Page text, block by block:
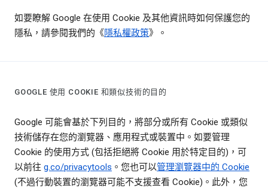
如要瞭解 Google 在使用 Cookie 及其他資訊時如何保護您的
隱私，請參閱我們的《隱私權政策》。
GOOGLE 使用 COOKIE 和類似技術的目的
Google 可能會基於下列目的，將部分或所有 Cookie 或類似
技術儲存在您的瀏覽器、應用程式或裝置中。如要管理
Cookie 的使用方式 (包括拒絕將 Cookie 用於特定目的)，可
以前往 g.co/privacytools 。您也可以管理瀏覽器中的 Cookie
(不過行動裝置的瀏覽器可能不支援查看 Cookie)。此外，您